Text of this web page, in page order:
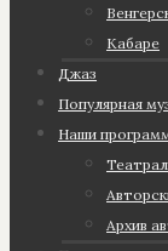
Кабаре
Джаз
Популярная
Наши
Архив